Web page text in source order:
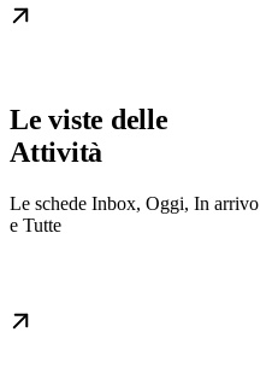
Le viste delle
Attività
Le schede Inbox, Oggi, In arrivo
e Tutte